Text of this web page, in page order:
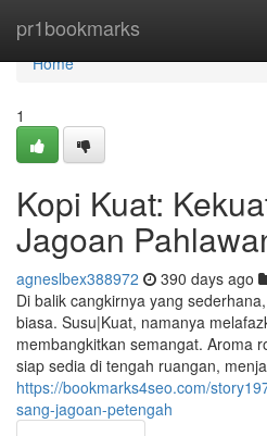
pr1bookmarks
Home
Home
1
Kopi Kuat:
Jagoan
agneslbex388972 390 days ago
Di balik cangkirnya yang
biasa. Susu|Kuat, namanya
membangkitkan semangat. Aroma
siap sedia di tengah ruangan,
https://bookmarks4seo.com/
sang-jagoan-petengah